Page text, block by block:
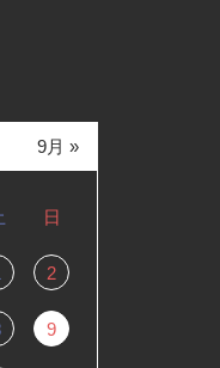
日
2
9
9月 »